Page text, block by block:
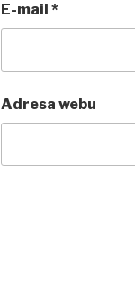
E-mail *
Adresa webu